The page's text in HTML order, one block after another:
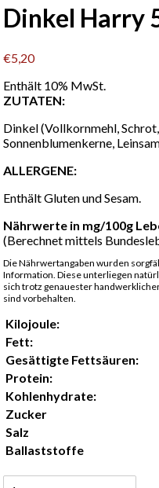
Dinkel Harry
€5,20
Enthält 10% MwSt.
ZUTATEN:
Dinkel (Vollkornmehl,
Sonnenblumenkerne,
ALLERGENE:
Enthält Gluten und Sesam.
Nährwerte in mg/100g
(Berechnet mittels
Die Nährwertangaben wurden
Information. Diese unterliegen
sich trotz genauester
sind vorbehalten.
Kilojoule:
Fett:
Gesättigte Fettsäuren:
Protein:
Kohlenhydrate:
Zucker
Salz
Ballaststoffe